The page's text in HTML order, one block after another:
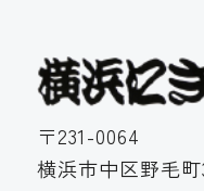
〒231-0064
横浜市中区野毛町